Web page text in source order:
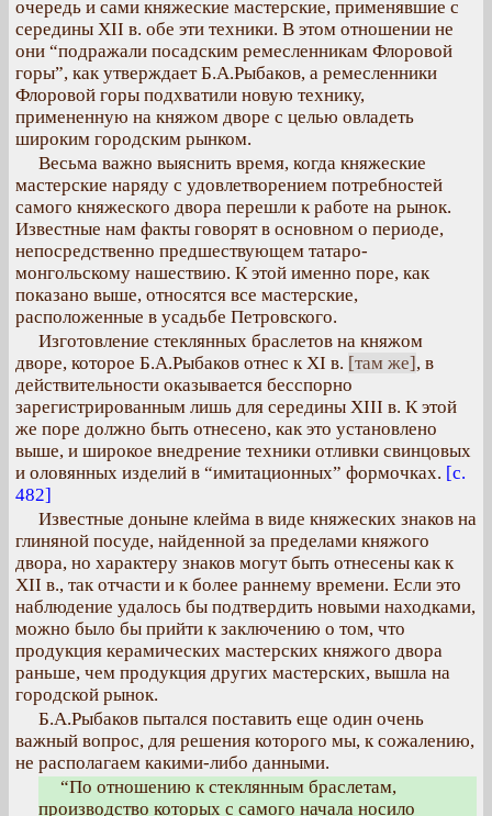
очередь и сами княжеские мастерские, применявшие с
середины XII в. обе эти техники. В этом отношении не
они “подражали посадским ремесленникам Флоровой
горы”, как утверждает Б.А.Рыбаков, а ремесленники
Флоровой горы подхватили новую технику,
примененную на княжом дворе с целью овладеть
широким городским рынком.
Весьма важно выяснить время, когда княжеские
мастерские наряду с удовлетворением потребностей
самого княжеского двора перешли к работе на рынок.
Известные нам факты говорят в основном о периоде,
непосредственно предшествующем татаро-
монгольскому нашествию. К этой именно поре, как
показано выше, относятся все мастерские,
расположенные в усадьбе Петровского.
Изготовление стеклянных браслетов на княжом
дворе, которое Б.А.Рыбаков отнес к XI в. [там же], в
действительности оказывается бесспорно
зарегистрированным лишь для середины XIII в. К этой
же поре должно быть отнесено, как это установлено
выше, и широкое внедрение техники отливки свинцовых
и оловянных изделий в “имитационных” формочках. [с.
482]
Известные доныне клейма в виде княжеских знаков на
глиняной посуде, найденной за пределами княжого
двора, но характеру знаков могут быть отнесены как к
XII в., так отчасти и к более раннему времени. Если это
наблюдение удалось бы подтвердить новыми находками,
можно было бы прийти к заключению о том, что
продукция керамических мастерских княжого двора
раньше, чем продукция других мастерских, вышла на
городской рынок.
Б.А.Рыбаков пытался поставить еще один очень
важный вопрос, для решения которого мы, к сожалению,
не располагаем какими-либо данными.
“По отношению к стеклянным браслетам,
производство которых с самого начала носило